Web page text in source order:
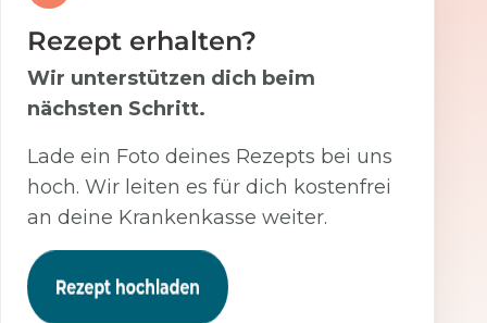
Rezept erhalten?
Wir unterstützen dich beim
nächsten Schritt.
Lade ein Foto deines Rezepts bei uns
hoch. Wir leiten es für dich kostenfrei
an deine Krankenkasse weiter.